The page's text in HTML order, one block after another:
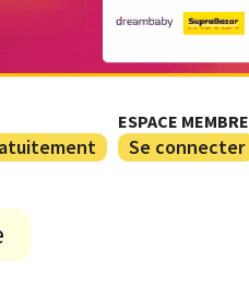
ESPACE MEMBRE
Se connecter